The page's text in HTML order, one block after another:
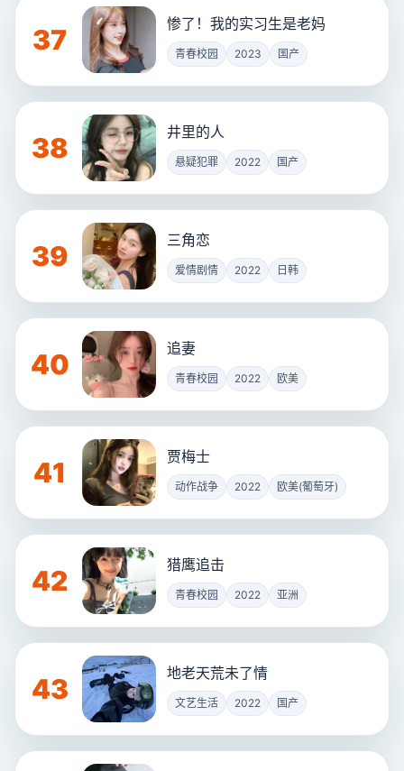
37 惨了！我的实习生是老妈
青春校园 2023 国产
38 井里的人
悬疑犯罪 2022 国产
39 三角恋
爱情剧情 2022 日韩
40 追妻
青春校园 2022 欧美
41 贾梅士
动作战争 2022 欧美(葡萄牙)
42 猎鹰追击
青春校园 2022 亚洲
43 地老天荒未了情
文艺生活 2022 国产